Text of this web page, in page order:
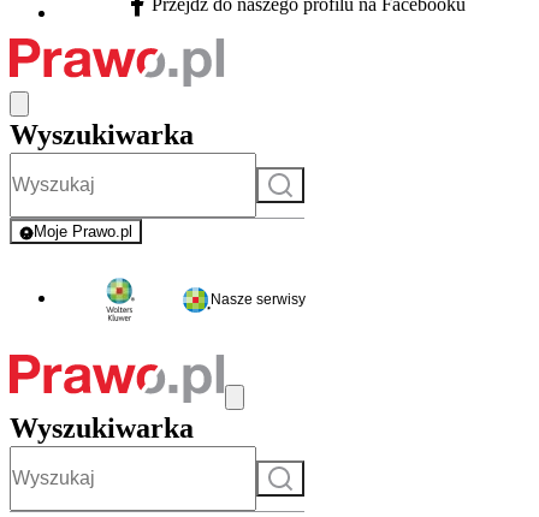
Facebook - otwiera się w nowej karcie
Przejdź do naszego profilu na Facebooku
Wyszukiwarka
Szukaj
Moje Prawo.pl
- rejestracja i logowanie do serwisu
Nasze serwisy
Wyszukiwarka
Szukaj